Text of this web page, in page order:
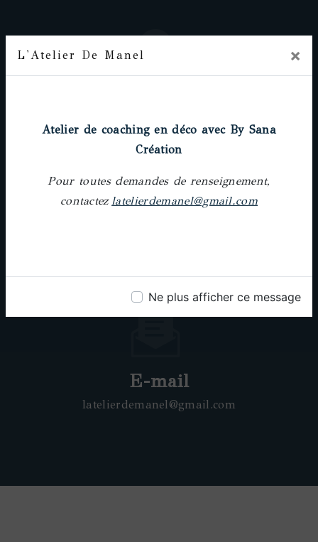
L'Atelier De Manel ×
Atelier de coaching en déco avec By Sana
Création
Pour toutes demandes de renseignement,
contactezlatelierdemanel@gmail.com
Ne plus afficher ce message
18 rue Pierre-Paul Riquet, 31000 Toulouse
E-mail
latelierdemanel@gmail.com